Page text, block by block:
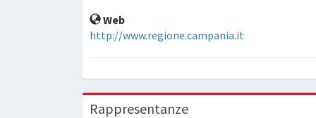
Web
http://www.regione.campania.it
Rappresentanze